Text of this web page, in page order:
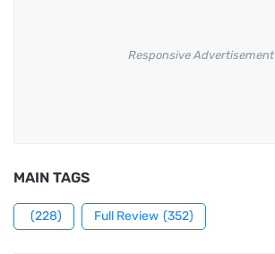
Responsive Advertisement
MAIN TAGS
(228) Full Review (352)